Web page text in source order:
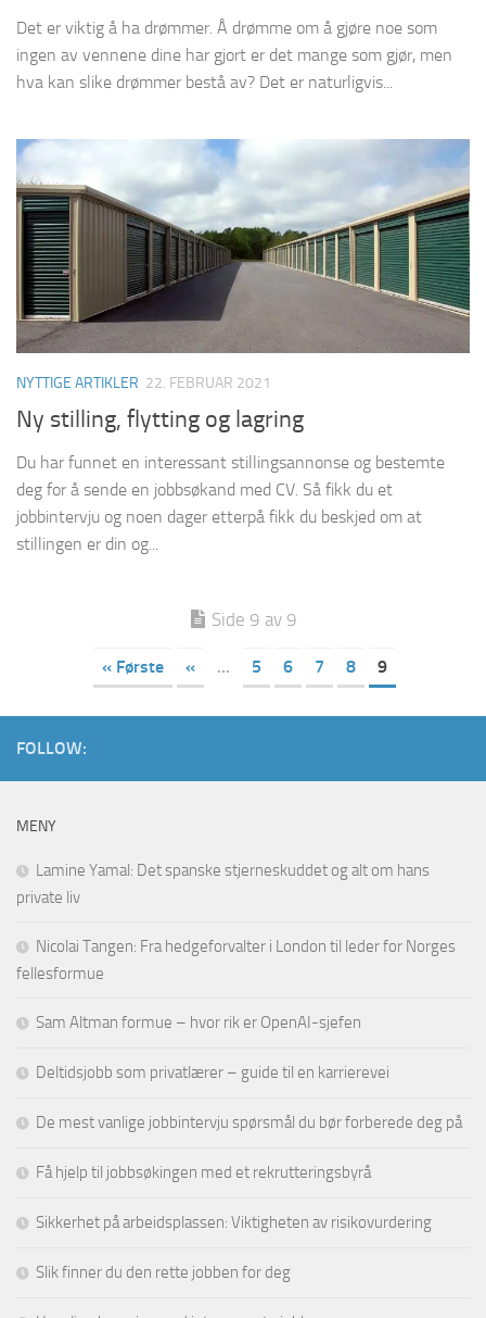
Det er viktig å ha drømmer. Å drømme om å gjøre noe som
ingen av vennene dine har gjort er det mange som gjør, men
hva kan slike drømmer bestå av? Det er naturligvis...
NYTTIGE ARTIKLER 22. FEBRUAR 2021
Ny stilling, flytting og lagring
Du har funnet en interessant stillingsannonse og bestemte
deg for å sende en jobbsøkand med CV. Så fikk du et
jobbintervju og noen dager etterpå fikk du beskjed om at
stillingen er din og...
Side 9 av 9
« Første « ... 5 6 7 8 9
FOLLOW:
MENY
Lamine Yamal: Det spanske stjerneskuddet og alt om hans
private liv
Nicolai Tangen: Fra hedgeforvalter i London til leder for Norges
fellesformue
Sam Altman formue – hvor rik er OpenAI-sjefen
Deltidsjobb som privatlærer – guide til en karrierevei
De mest vanlige jobbintervju spørsmål du bør forberede deg på
Få hjelp til jobbsøkingen med et rekrutteringsbyrå
Sikkerhet på arbeidsplassen: Viktigheten av risikovurdering
Slik finner du den rette jobben for deg